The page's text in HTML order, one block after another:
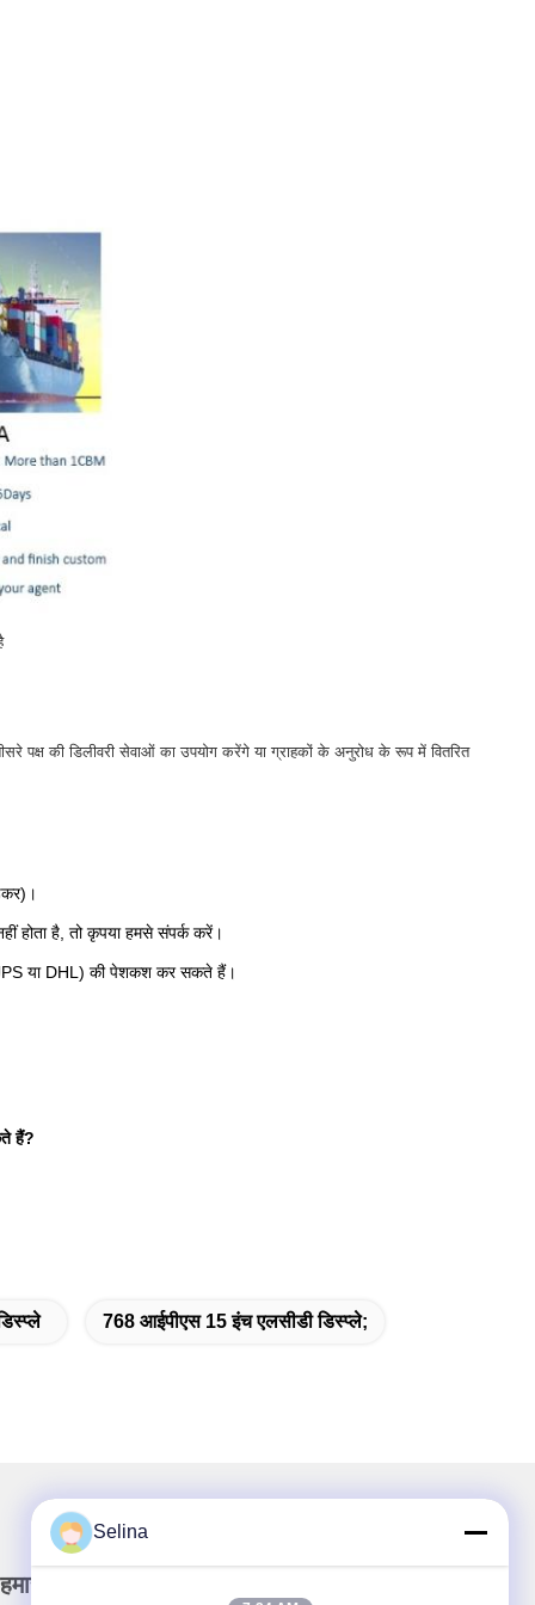
पक्ष की डिलीवरी सेवाओं का उपयोग करेंगे या ग्राहकों के अनुरोध के रूप में वितरित
होता है, तो कृपया हमसे संपर्क करें।
या DHL) की पेशकश कर सकते हैं।
हैं?
768 आईपीएस 15 इंच एलसीडी डिस्प्ले;
हमारा समाचार पत्र
Selina